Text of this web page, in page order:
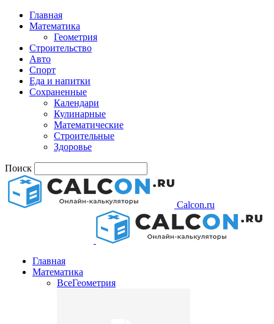
Главная
Математика
Геометрия
Строительство
Авто
Спорт
Еда и напитки
Сохраненные
Календари
Кулинарные
Математические
Строительные
Здоровье
Поиск
Calcon.ru
Главная
Математика
ВсеГеометрия